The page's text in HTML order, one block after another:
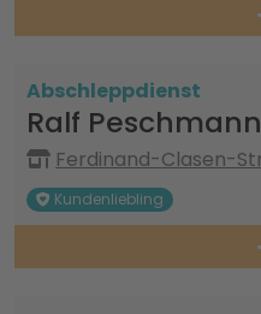
Abschleppdienst
Ralf Peschmann
Ferdinand-Clasen-
Kundenliebling